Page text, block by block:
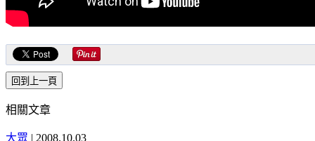
相關文章
大眾 | 2008.10.03